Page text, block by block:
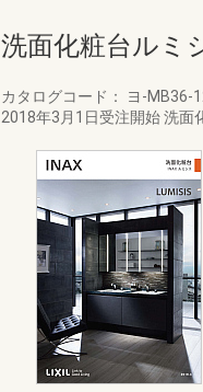
洗面化粧台ルミ
カタログコード： ヨ-MB36-
2018年3月1日受注開始 洗面